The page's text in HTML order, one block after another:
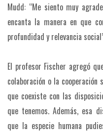
Mudd: “Me siento muy
encanta la manera en que
profundidad y relevancia
El profesor Fischer agregó
colaboración o la cooperación
que coexiste con las
que tenemos. Además, esa
que la especie humana